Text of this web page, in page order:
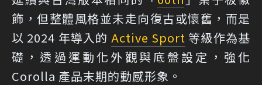
飾，但整體風格並未走向復古或懷舊，而是
以 2024 年導入的 Active Sport 等級作為基
礎，透過運動化外觀與底盤設定，強化
Corolla 產品末期的動感形象。